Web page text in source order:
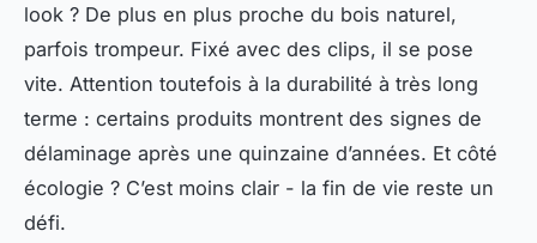
look ? De plus en plus proche du bois naturel,
parfois trompeur. Fixé avec des clips, il se pose
vite. Attention toutefois à la durabilité à très long
terme : certains produits montrent des signes de
délaminage après une quinzaine d’années. Et côté
écologie ? C’est moins clair - la fin de vie reste un
défi.